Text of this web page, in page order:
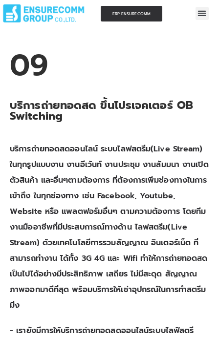
ERP ENSURECOMM
09
บริการถ่ายทอดสด ขึ้นโปรเจคเตอร์ OB
Switching​
บริการถ่ายทอดสดออนไลน์ ระบบไลฟสตรีม(Live Stream)
ในทุกรูปแบบงาน งานอีเว้นท์ งานประชุม งานสัมมนา งานเปิด
ตัวสินค้า และอื่นๆตามต้องการ ที่ต้องการเพิ่มช่องทางในการ
เข้าถึง ในทุกช่องทาง เช่น Facebook, Youtube,
Website หรือ แพลตฟอร์มอื่นๆ ตามความต้องการ โดยทีม
งานมืออาชีพที่มีประสบการณ์ทางด้าน ไลฟสตรีม(Live
Stream) ด้วยเทคโนโลยีการรวมสัญญาณ อินเตอร์เน็ต ที่
สามารถทำงาน ได้ทั้ง 3G 4G และ Wifi ทำให้การถ่ายทอดสด
เป็นไปได้อย่างมีประสิทธิภาพ เสถียร ไม่มีสะดุด สัญญาณ
ภาพออกมาดีที่สุด พร้อมบริการให้เช่าอุปกรณ์ในการทำสตรีม
มิ่ง
- เรายังมีการให้บริการถ่ายทอดสดออนไลน์ระบบไลฟ์สตรี